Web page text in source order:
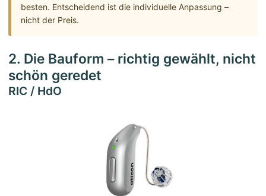
besten. Entscheidend ist die individuelle Anpassung –
nicht der Preis.
2. Die Bauform – richtig gewählt, nicht
schön geredet
RIC / HdO